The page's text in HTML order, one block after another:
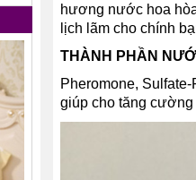
hương nước hoa
lịch lãm cho chính
THÀNH PHẦN
Pheromone,
giúp cho tăng cường